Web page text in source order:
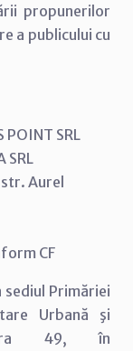
propunerilor
a publicului cu
POINT SRL
SRL
Aurel
CF
Primăriei
Urbană şi
49, în